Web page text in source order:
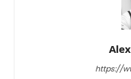
https://